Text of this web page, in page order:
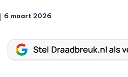
6 maart 2026